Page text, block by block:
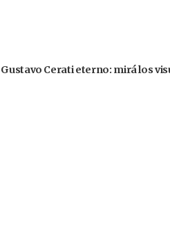
Gustavo Cerati eterno: mirá los